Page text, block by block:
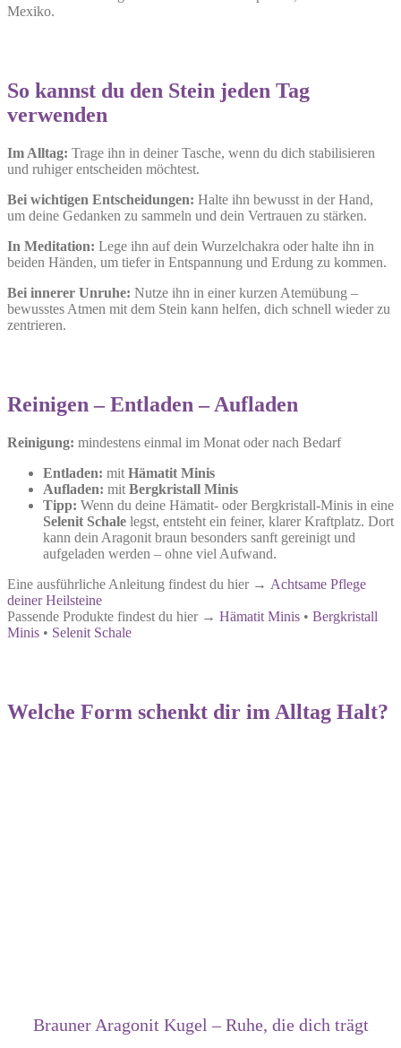
Mexiko.
So kannst du den Stein jeden Tag
verwenden
Im Alltag: Trage ihn in deiner Tasche, wenn du dich stabilisieren
und ruhiger entscheiden möchtest.
Bei wichtigen Entscheidungen: Halte ihn bewusst in der Hand,
um deine Gedanken zu sammeln und dein Vertrauen zu stärken.
In Meditation: Lege ihn auf dein Wurzelchakra oder halte ihn in
beiden Händen, um tiefer in Entspannung und Erdung zu kommen.
Bei innerer Unruhe: Nutze ihn in einer kurzen Atemübung –
bewusstes Atmen mit dem Stein kann helfen, dich schnell wieder zu
zentrieren.
Reinigen – Entladen – Aufladen
Reinigung: mindestens einmal im Monat oder nach Bedarf
Entladen: mit Hämatit Minis
Aufladen: mit Bergkristall Minis
Tipp: Wenn du deine Hämatit- oder Bergkristall-Minis in eine
Selenit Schale legst, entsteht ein feiner, klarer Kraftplatz. Dort
kann dein Aragonit braun besonders sanft gereinigt und
aufgeladen werden – ohne viel Aufwand.
Eine ausführliche Anleitung findest du hier → Achtsame Pflege
deiner Heilsteine
Passende Produkte findest du hier → Hämatit Minis • Bergkristall
Minis • Selenit Schale
Welche Form schenkt dir im Alltag Halt?
Brauner Aragonit Kugel – Ruhe, die dich trägt